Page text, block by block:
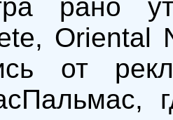
рано
Oriental
от